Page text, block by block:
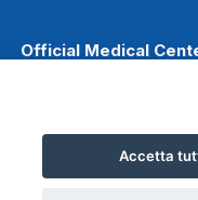
Accetta
Official Medical
Scafati Basket